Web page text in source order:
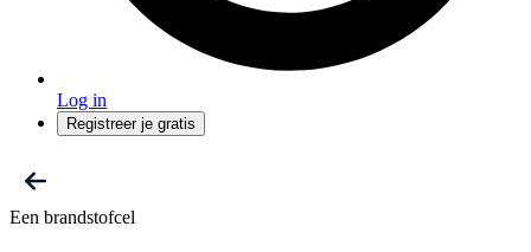
Log in
Registreer je gratis
Een brandstofcel